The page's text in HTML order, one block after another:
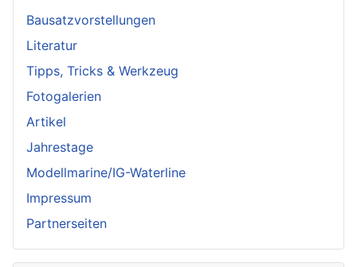
Bausatzvorstellungen
Literatur
Tipps, Tricks & Werkzeug
Fotogalerien
Artikel
Jahrestage
Modellmarine/IG-Waterline
Impressum
Partnerseiten